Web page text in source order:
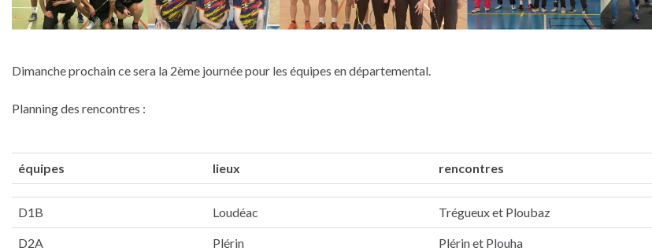
Dimanche prochain ce sera la 2ème journée pour les équipes en départemental.
Planning des rencontres :
équipes lieux rencontres
D1B Loudéac Trégueux et Ploubaz
D2A Plérin Plérin et Plouha